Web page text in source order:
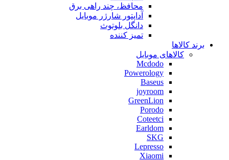
محافظ، چند راهی برق
آداپتور شارژر موبایل
دانگل بلوتوث
تمیز کننده
برند کالاها
کالاهای موبایل
Mcdodo
Powerology
Baseus
joyroom
GreenLion
Porodo
Coteetci
Earldom
SKG
Lepresso
Xiaomi